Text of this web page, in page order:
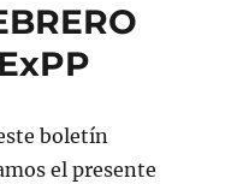
boletín
el presente